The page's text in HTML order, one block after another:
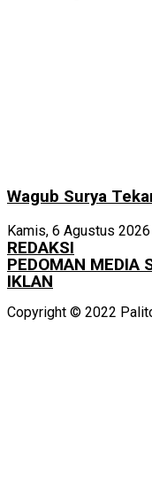
Wagub Surya
Kamis, 6 Agustus 2026
REDAKSI
PEDOMAN MEDIA
IKLAN
Copyright © 2022